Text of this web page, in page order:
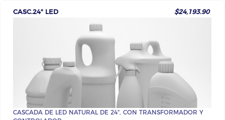
CASC.24" LED $24,193.90
CASCADA DE LED NATURAL DE 24", CON TRANSFORMADOR Y